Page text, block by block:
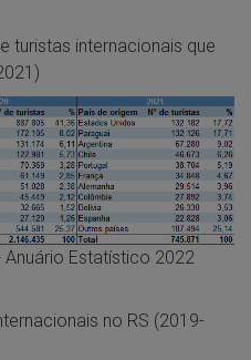
turistas internacionais que
Anuário Estatístico 2022
no RS (2019-